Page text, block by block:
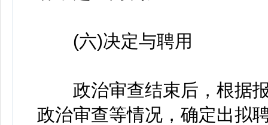
(六)决定与聘用
政治审查结束后，根据报
政治审查等情况，确定出拟